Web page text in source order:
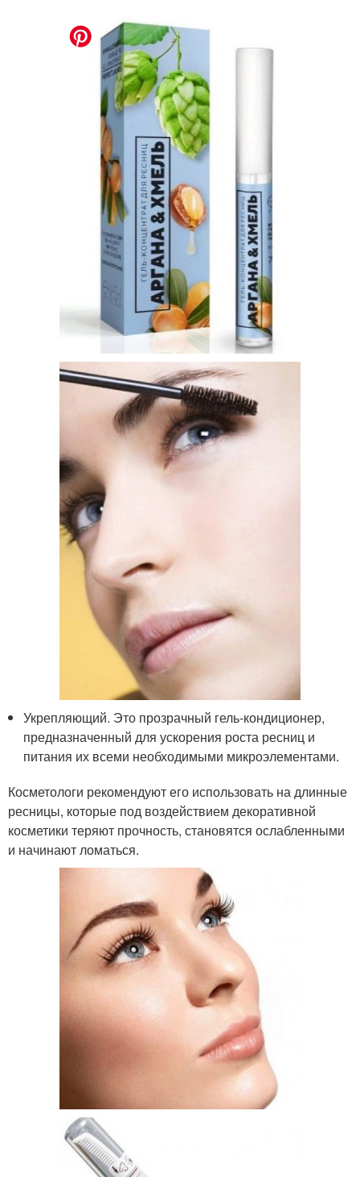
Укрепляющий. Это прозрачный гель-кондиционер,
предназначенный для ускорения роста ресниц и
питания их всеми необходимыми микроэлементами.
Косметологи рекомендуют его использовать на длинные
ресницы, которые под воздействием декоративной
косметики теряют прочность, становятся ослабленными
и начинают ломаться.